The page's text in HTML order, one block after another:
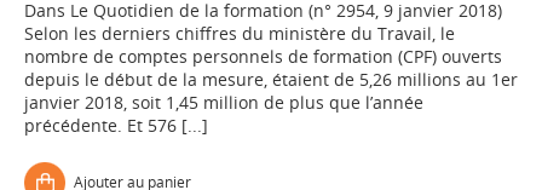
Dans Le Quotidien de la formation (n° 2954, 9 janvier 2018)
Selon les derniers chiffres du ministère du Travail, le
nombre de comptes personnels de formation (CPF) ouverts
depuis le début de la mesure, étaient de 5,26 millions au 1er
janvier 2018, soit 1,45 million de plus que l’année
précédente. Et 576 [...]
Ajouter au panier